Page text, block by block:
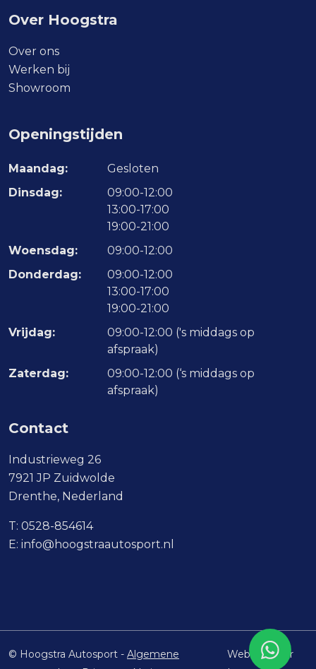
Over Hoogstra
Over ons
Werken bij
Showroom
Openingstijden
Maandag:
Gesloten
Dinsdag:
09:00-12:00
13:00-17:00
19:00-21:00
Woensdag:
09:00-12:00
Donderdag:
09:00-12:00
13:00-17:00
19:00-21:00
Vrijdag:
09:00-12:00 ('s middags op
afspraak)
Zaterdag:
09:00-12:00 (‘s middags op
afspraak)
Contact
Industrieweg 26
7921 JP Zuidwolde
Drenthe, Nederland
T: 0528-854614
E: info@hoogstraautosport.nl
© Hoogstra Autosport - Algemene
Website door